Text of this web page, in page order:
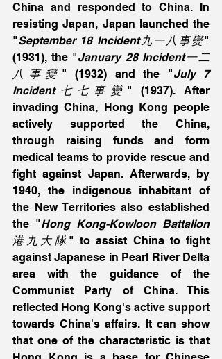
China and responded to China. In
resisting Japan, Japan launched the
"September 18 Incident九一八事變"
(1931), the "January 28 Incident一二
八事變 " (1932) and the "July 7
Incident七七事變 " (1937). After
invading China, Hong Kong people
actively supported the China,
through raising funds and form
medical teams to provide rescue and
fight against Japan. Afterwards, by
1940, the indigenous inhabitant of
the New Territories also established
the "Hong Kong-Kowloon Battalion
港九大隊" to assist China to fight
against Japanese in Pearl River Delta
area with the guidance of the
Communist Party of China. This
reflected Hong Kong's active support
towards China's affairs. It can show
that one of the characteristic is that